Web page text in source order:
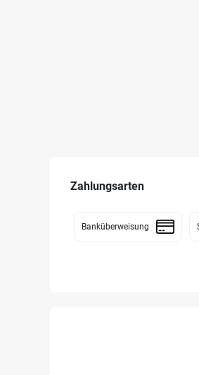
Zahlungsarten
Banküberweisung